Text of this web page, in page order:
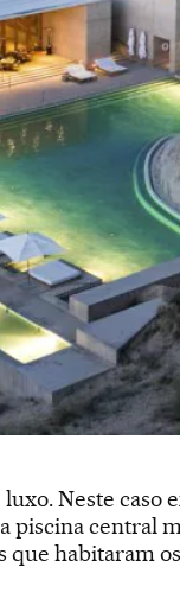
Neste
central
habitaram